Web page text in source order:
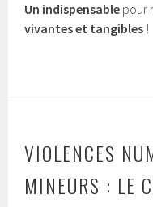
Un indispensable pour
vivantes et tangibles !
VIOLENCES
MINEURS : LE